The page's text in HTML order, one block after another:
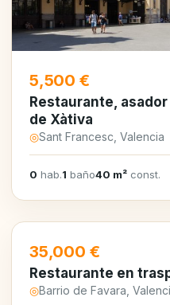
5,500 €
Restaurante,
de Xàtiva
◎Sant Francesc, Valencia
0 hab.1 baño40 m² const.
35,000 €
Restaurante en
◎Barrio de Favara,